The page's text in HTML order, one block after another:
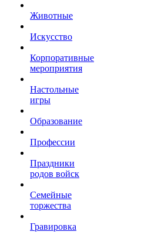
Животные
Искусство
Корпоративные
мероприятия
Настольные
игры
Образование
Профессии
Праздники
родов войск
Семейные
торжества
Гравировка